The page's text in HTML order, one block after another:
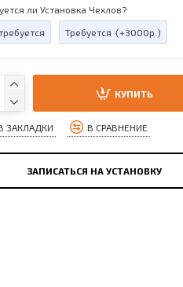
ли Установка Чехлов?
Требуется (+3000р.)
КУПИТЬ
ЗАКЛАДКИ В СРАВНЕНИЕ
ЗАПИСАТЬСЯ НА УСТАНОВКУ